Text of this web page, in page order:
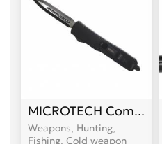
MICROTECH Combat
Weapons, Hunting,
Fishing, Cold weapon